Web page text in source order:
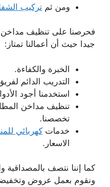
ومن ثم تركيب
فحرصنا على تنظيف مداخن
جيدا حيث أن أعمالنا تمتاز:
الخبرة والكفاءة.
التدريب الدائم
استخدمنا أجود
تنظيف مداخن
تخصصنا.
خدمات كهربائي
الاسعار.
كما إننا نتصف بالمصداقية
ونقوم بعمل عروض